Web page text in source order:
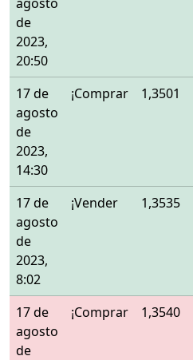
de
2023,
20:50
17 de
agosto
de
2023,
14:30
¡Comprar 1,3501
17 de
agosto
de
2023,
8:02
¡Vender 1,3535
17 de
agosto
de
¡Comprar 1,3540